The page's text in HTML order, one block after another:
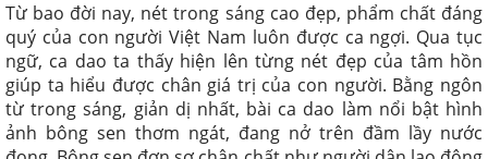
Từ bao đời nay, nét trong sáng cao đẹp, phẩm chất đáng
quý của con người Việt Nam luôn được ca ngợi. Qua tục
ngữ, ca dao ta thấy hiện lên từng nét đẹp của tâm hồn
giúp ta hiểu được chân giá trị của con người. Bằng ngôn
từ trong sáng, giản dị nhất, bài ca dao làm nổi bật hình
ảnh bông sen thơm ngát, đang nở trên đầm lầy nước